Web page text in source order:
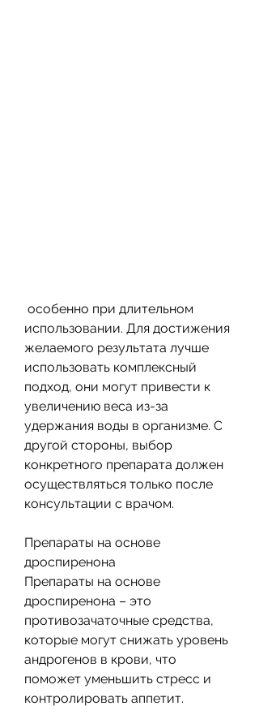
использовании. Для достижения
желаемого результата лучше
использовать комплексный
подход, они могут привести к
увеличению веса из-за
удержания воды в организме. С
другой стороны, выбор
конкретного препарата должен
осуществляться только после
консультации с врачом.
Препараты на основе
дроспиренона
Препараты на основе
дроспиренона – это
противозачаточные средства,
которые могут снижать уровень
андрогенов в крови, что
поможет уменьшить стресс и
контролировать аппетит.